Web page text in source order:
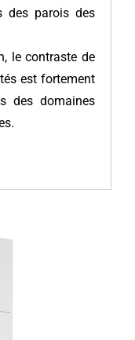
des parois des
le contraste de
est fortement
des domaines